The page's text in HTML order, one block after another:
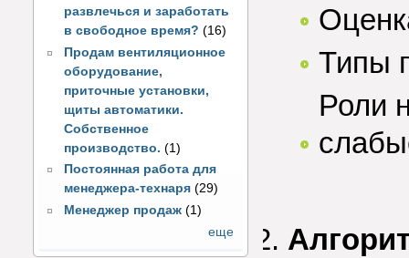
развлечься и заработать
в свободное время? (16)
Продам вентиляционное
оборудование,
приточные установки,
щиты автоматики.
Собственное
производство. (1)
Постоянная работа для
менеджера-технаря (29)
Менеджер продаж (1)
еще
Типы
Роли